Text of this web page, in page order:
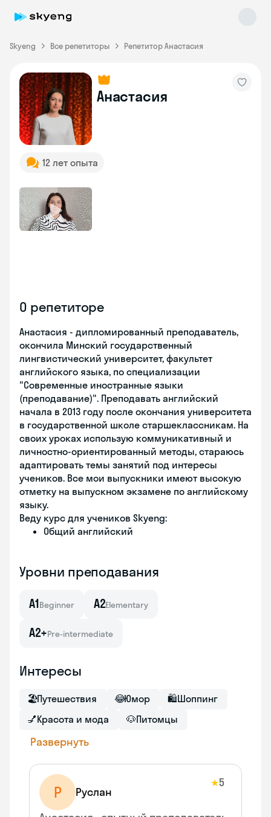
Skyeng Все репетиторы Репетитор Анастасия
Анастасия
12 лет опыта
О репетиторе
Анастасия - дипломированный преподаватель,
окончила Минский государственный
лингвистический университет, факультет
английского языка, по специализации
"Современные иностранные языки
(преподавание)". Преподавать английский
начала в 2013 году после окончания университета
в государственной школе старшеклассникам. На
своих уроках использую коммуникативный и
личностно-ориентированный методы, стараюсь
адаптировать темы занятий под интересы
учеников. Все мои выпускники имеют высокую
отметку на выпускном экзамене по английскому
языку.
Веду курс для учеников Skyeng:
Общий английский
Уровни преподавания
A1Beginner A2Elementary
A2+Pre-intermediate
Интересы
🏖Путешествия 😂Юмор 🛍Шоппинг
💅Красота и мода 🐶Питомцы
Развернуть
Р Руслан
★5
Skyeng Chat
online